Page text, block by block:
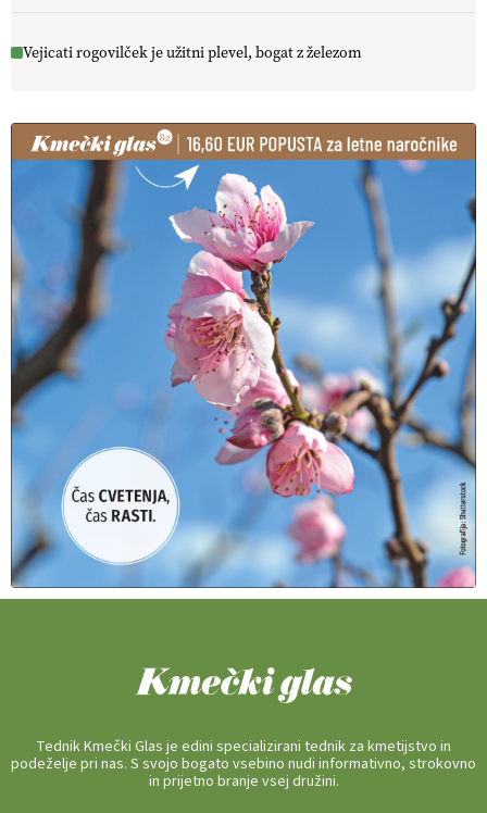
Vejicati rogovilček je užitni plevel, bogat z železom
Tednik Kmečki Glas je edini specializirani tednik za kmetijstvo in
podeželje pri nas. S svojo bogato vsebino nudi informativno, strokovno
in prijetno branje vsej družini.